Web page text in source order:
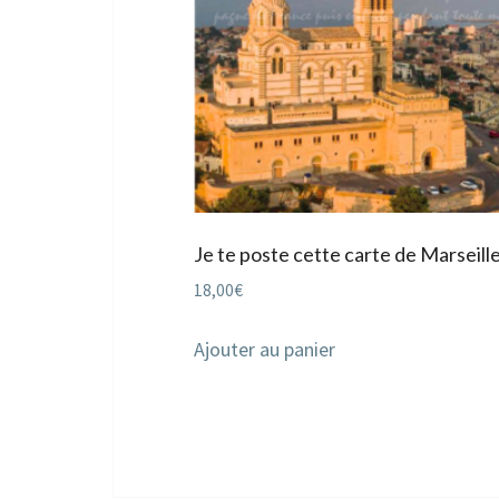
Je te poste cette carte de
18,00€
Ajouter au panier